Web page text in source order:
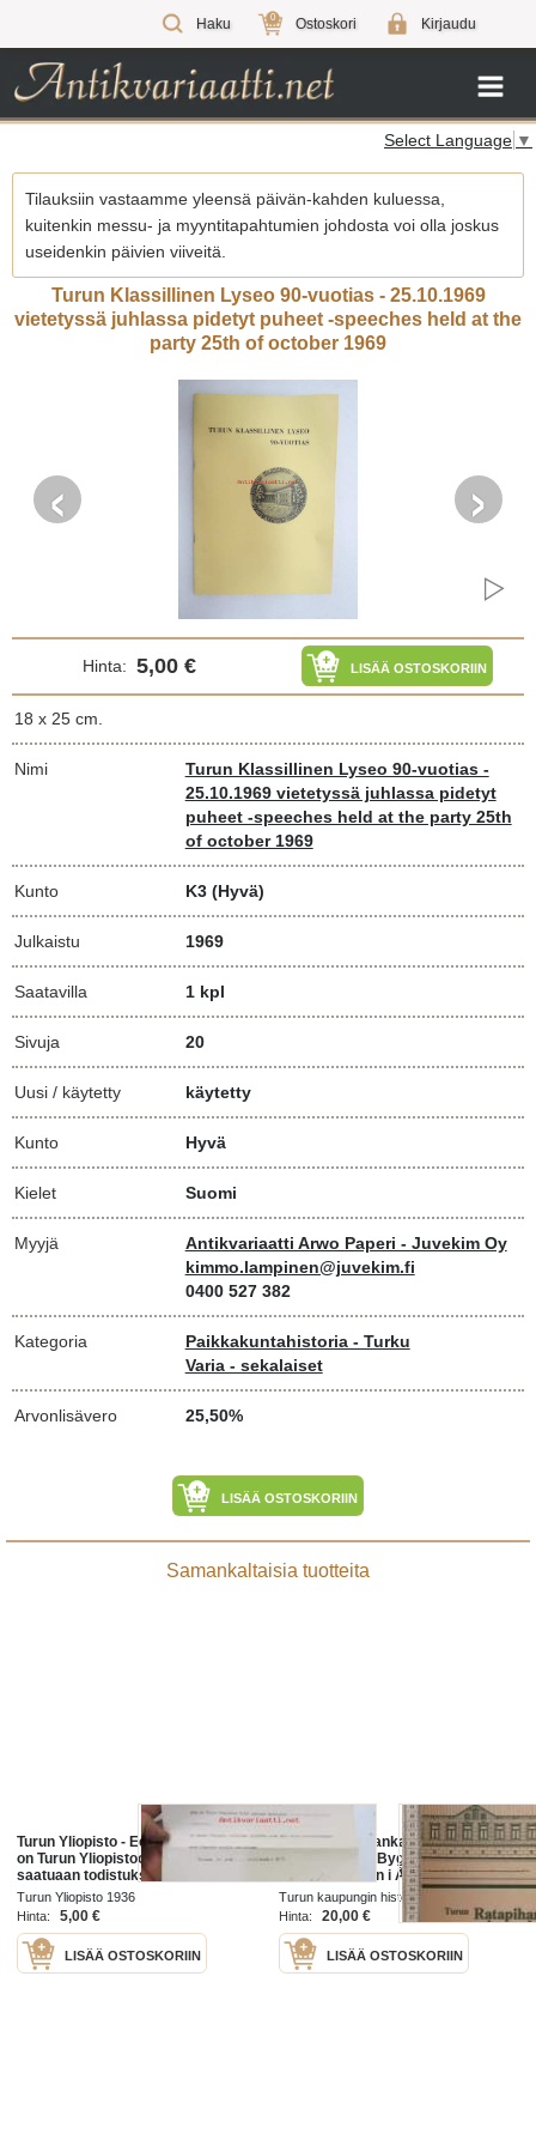
Haku 0 Ostoskori Kirjaudu
Select Language ▼
Tilauksiin vastaamme yleensä päivän-kahden kuluessa,
kuitenkin messu- ja myyntitapahtumien johdosta voi olla joskus
useidenkin päivien viiveitä.
Turun Klassillinen Lyseo 90-vuotias - 25.10.1969
vietetyssä juhlassa pidetyt puheet -speeches held at the
party 25th of october 1969
‹ ›
Hinta: 5,00 € LISÄÄ OSTOSKORIIN
18 x 25 cm.
Nimi
Turun Klassillinen Lyseo 90-vuotias -
25.10.1969 vietetyssä juhlassa pidetyt
puheet -speeches held at the party 25th
of october 1969
Kunto K3 (Hyvä)
Julkaistu 1969
Saatavilla 1 kpl
Sivuja 20
Uusi / käytetty käytetty
Kunto Hyvä
Kielet Suomi
Myyjä
Antikvariaatti Arwo Paperi - Juvekim Oy
kimmo.lampinen@juvekim.fi
0400 527 382
Kategoria
Paikkakuntahistoria - Turku
Varia - sekalaiset
Arvonlisävero 25,50%
LISÄÄ OSTOSKORIIN
Samankaltaisia tuotteita
Turun Yliopisto - Eero Vasara, joka
on Turun Yliopistoon tullut
saatuaan todistuksen Turun
suomalaisesta lyseosta on tämän
Yliopiston nimikirjaan kirjoitettu,
Turun Yliopisto 1936
Hinta:
5,00 €
LISÄÄ OSTOSKORIIN
Turun Ratapihankadun
rakennukset - Byggnaderna vid
Bangårdsgatan i Åbo
Turun kaupungin historiallinen museo
1980
Hinta: 20,00 €
LISÄÄ OSTOSKORIIN